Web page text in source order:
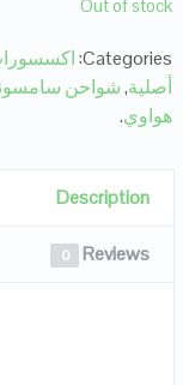
Out of stock
Categories:
أصلية,شواحن
هواوي.
Description
Reviews
0